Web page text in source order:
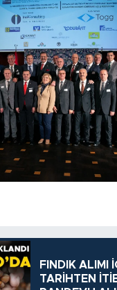
FINDIK ALIMI
TARİHTEN